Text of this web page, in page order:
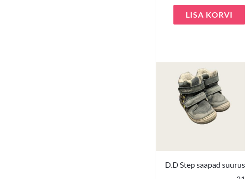
LISA KORVI
D.D Step saapad suurus